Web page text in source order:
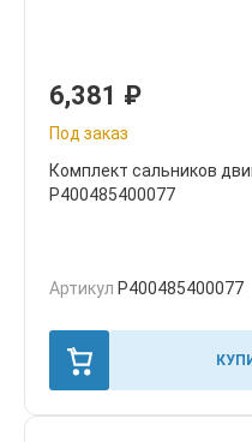
6,381 ₽
Под заказ
Комплект сальников
P400485400077
Артикул P400485400077